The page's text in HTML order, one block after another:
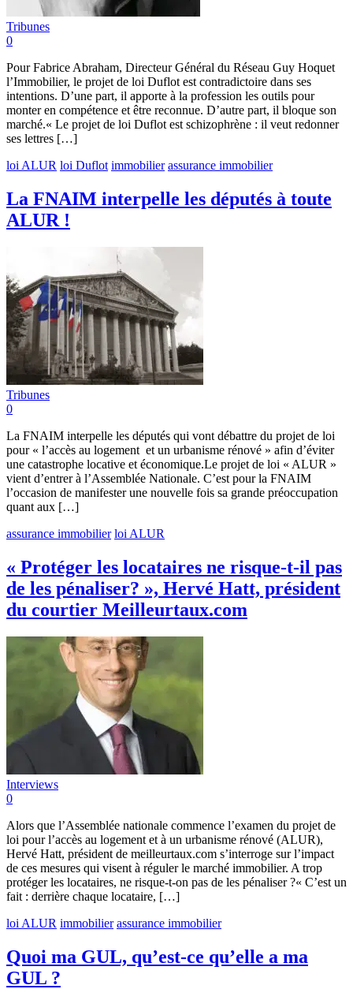
Tribunes
0
Pour Fabrice Abraham, Directeur Général du Réseau Guy Hoquet
l’Immobilier, le projet de loi Duflot est contradictoire dans ses
intentions. D’une part, il apporte à la profession les outils pour
monter en compétence et être reconnue. D’autre part, il bloque son
marché.« Le projet de loi Duflot est schizophrène : il veut redonner
ses lettres […]
loi ALUR loi Duflot immobilier assurance immobilier
La FNAIM interpelle les députés à toute
ALUR !
Tribunes
0
La FNAIM interpelle les députés qui vont débattre du projet de loi
pour « l’accès au logement et un urbanisme rénové » afin d’éviter
une catastrophe locative et économique.Le projet de loi « ALUR »
vient d’entrer à l’Assemblée Nationale. C’est pour la FNAIM
l’occasion de manifester une nouvelle fois sa grande préoccupation
quant aux […]
assurance immobilier loi ALUR
« Protéger les locataires ne risque-t-il pas
de les pénaliser? », Hervé Hatt, président
du courtier Meilleurtaux.com
Interviews
0
Alors que l’Assemblée nationale commence l’examen du projet de
loi pour l’accès au logement et à un urbanisme rénové (ALUR),
Hervé Hatt, président de meilleurtaux.com s’interroge sur l’impact
de ces mesures qui visent à réguler le marché immobilier. A trop
protéger les locataires, ne risque-t-on pas de les pénaliser ?« C’est un
fait : derrière chaque locataire, […]
loi ALUR immobilier assurance immobilier
Quoi ma GUL, qu’est-ce qu’elle a ma
GUL ?